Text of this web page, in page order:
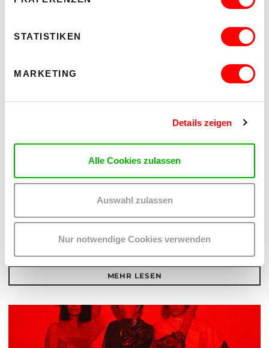
STATISTIKEN
MARKETING
Details zeigen
Alle Cookies zulassen
Auswahl zulassen
Nur notwendige Cookies verwenden
PLATZKONZERTE 2026
Mi 12.8.2026
20.30
MEHR LESEN